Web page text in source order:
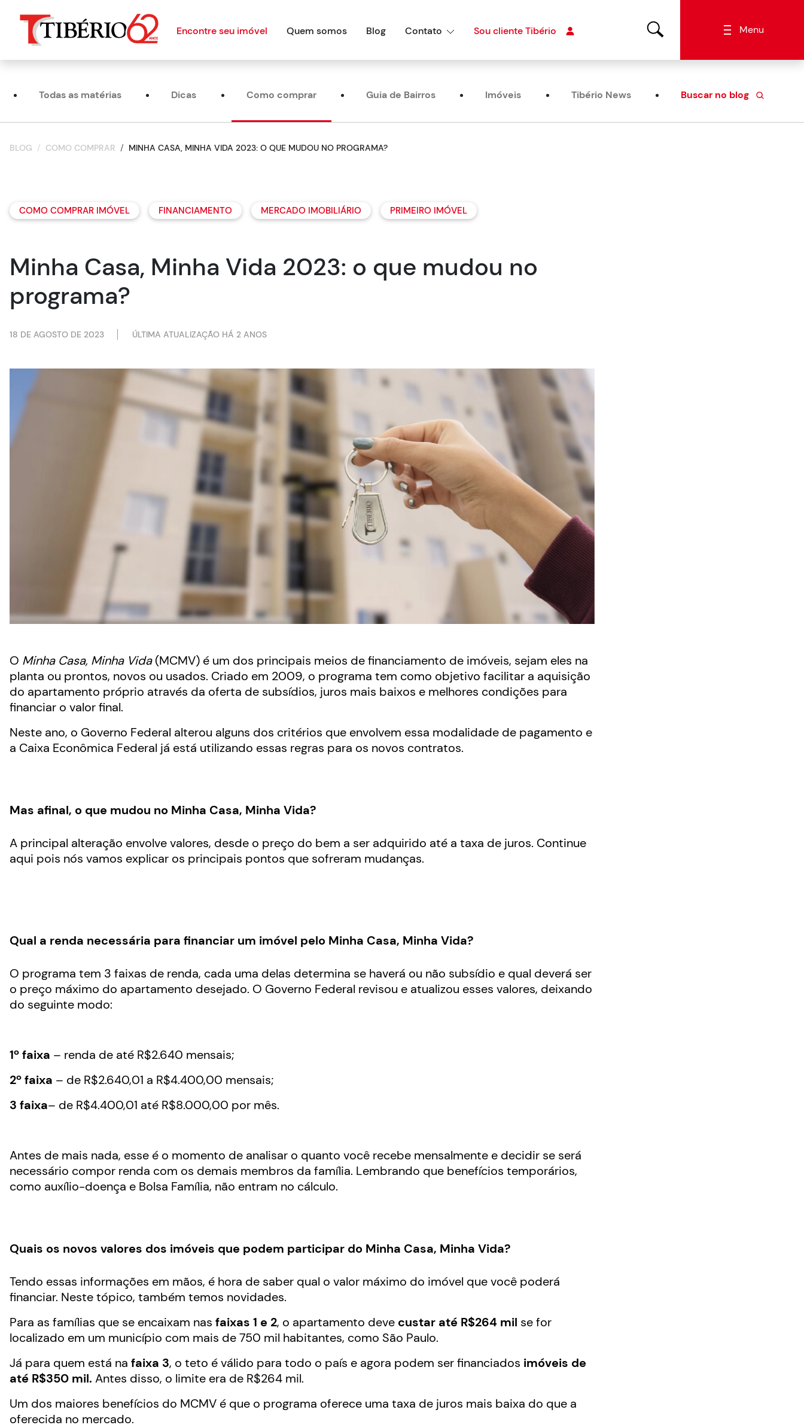
Encontre seu imóvel Quem somos Blog Contato Sou cliente Tibério Menu
Todas as matérias Dicas Como comprar Guia de Bairros Imóveis Tibério News Buscar no blog
BLOG COMO COMPRAR MINHA CASA, MINHA VIDA 2023: O QUE MUDOU NO PROGRAMA?
COMO COMPRAR IMÓVEL FINANCIAMENTO MERCADO IMOBILIÁRIO PRIMEIRO IMÓVEL
Minha Casa, Minha Vida 2023: o que mudou no
programa?
18 DE AGOSTO DE 2023 ÚLTIMA ATUALIZAÇÃO HÁ 2 ANOS
O Minha Casa, Minha Vida(MCMV) é um dos principais meios de financiamento de imóveis, sejam eles na
planta ou prontos, novos ou usados. Criado em 2009, o programa tem como objetivo facilitar a aquisição
do apartamento próprio através da oferta de subsídios, juros mais baixos e melhores condições para
financiar o valor final.
Neste ano, o Governo Federal alterou alguns dos critérios que envolvem essa modalidade de pagamento e
a Caixa Econômica Federal já está utilizando essas regras para os novos contratos.
Mas afinal, o que mudou no Minha Casa, Minha Vida?
A principal alteração envolve valores, desde o preço do bem a ser adquirido até a taxa de juros. Continue
aqui pois nós vamos explicar os principais pontos que sofreram mudanças.
Qual a renda necessária para financiar um imóvel pelo Minha Casa, Minha Vida?
O programa tem 3 faixas de renda, cada uma delas determina se haverá ou não subsídio e qual deverá ser
o preço máximo do apartamento desejado. O Governo Federal revisou e atualizou esses valores, deixando
do seguinte modo:
1º faixa – renda de até R$2.640 mensais;
2º faixa – de R$2.640,01 a R$4.400,00 mensais;
3 faixa– de R$4.400,01 até R$8.000,00 por mês.
Antes de mais nada, esse é o momento de analisar o quanto você recebe mensalmente e decidir se será
necessário compor renda com os demais membros da família. Lembrando que benefícios temporários,
como auxílio-doença e Bolsa Família, não entram no cálculo.
Quais os novos valores dos imóveis que podem participar do Minha Casa, Minha Vida?
Tendo essas informações em mãos, é hora de saber qual o valor máximo do imóvel que você poderá
financiar. Neste tópico, também temos novidades.
Para as famílias que se encaixam nas faixas 1 e 2, o apartamento deve custar até R$264 mil se for
localizado em um município com mais de 750 mil habitantes, como São Paulo.
Já para quem está na faixa 3, o teto é válido para todo o país e agora podem ser financiados imóveis de
até R$350 mil. Antes disso, o limite era de R$264 mil.
Um dos maiores benefícios do MCMV é que o programa oferece uma taxa de juros mais baixa do que a
oferecida no mercado.